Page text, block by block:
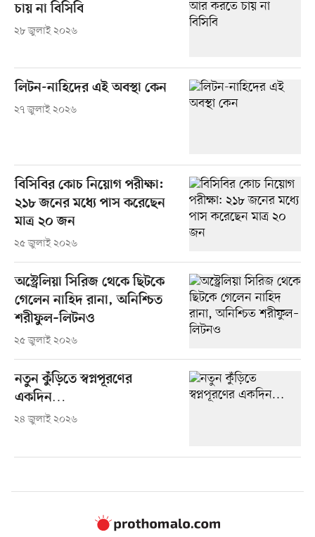
চায় না বিসিবি
২৮ জুলাই ২০২৬
লিটন-নাহিদের এই অবস্থা কেন
২৭ জুলাই ২০২৬
বিসিবির কোচ নিয়োগ পরীক্ষা:
২১৮ জনের মধ্যে পাস করেছেন
মাত্র ২০ জন
২৫ জুলাই ২০২৬
অস্ট্রেলিয়া সিরিজ থেকে ছিটকে
গেলেন নাহিদ রানা, অনিশ্চিত
শরীফুল–লিটনও
২৫ জুলাই ২০২৬
নতুন কুঁড়িতে স্বপ্নপূরণের
একদিন…
২৪ জুলাই ২০২৬